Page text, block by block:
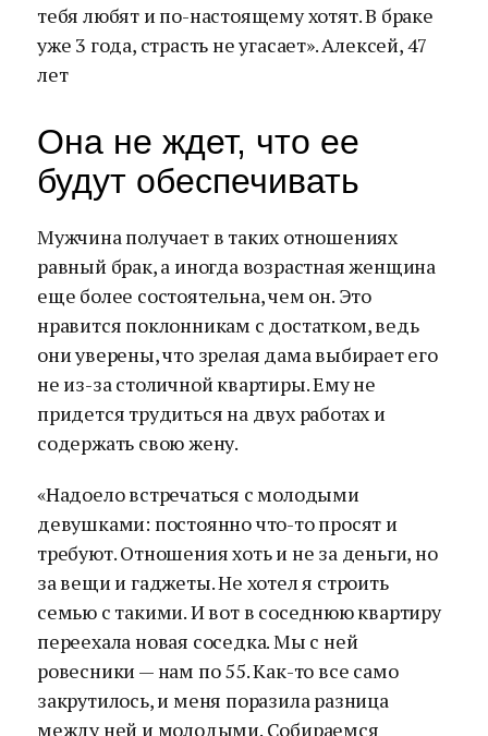
тебя любят и по-настоящему хотят. В браке
уже 3 года, страсть не угасает». Алексей, 47
лет
Она не ждет, что ее
будут обеспечивать
Мужчина получает в таких отношениях
равный брак, а иногда возрастная женщина
еще более состоятельна, чем он. Это
нравится поклонникам с достатком, ведь
они уверены, что зрелая дама выбирает его
не из-за столичной квартиры. Ему не
придется трудиться на двух работах и
содержать свою жену.
«Надоело встречаться с молодыми
девушками: постоянно что-то просят и
требуют. Отношения хоть и не за деньги, но
за вещи и гаджеты. Не хотел я строить
семью с такими. И вот в соседнюю квартиру
переехала новая соседка. Мы с ней
ровесники — нам по 55. Как-то все само
закрутилось, и меня поразила разница
между ней и молодыми. Собираемся